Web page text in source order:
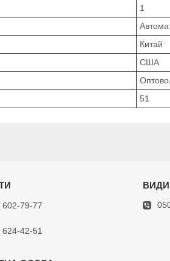
1
Китай
США
51
602-79-77
42-51